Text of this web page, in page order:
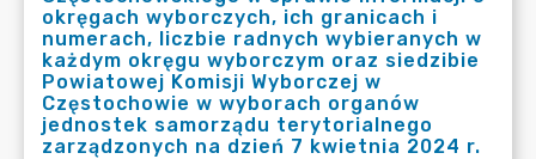
okręgach wyborczych, ich granicach i
numerach, liczbie radnych wybieranych w
każdym okręgu wyborczym oraz siedzibie
Powiatowej Komisji Wyborczej w
Częstochowie w wyborach organów
jednostek samorządu terytorialnego
zarządzonych na dzień 7 kwietnia 2024 r.